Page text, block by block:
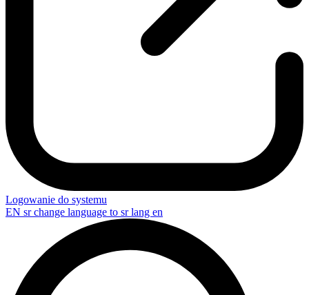
Logowanie do systemu
EN sr change language to sr lang en